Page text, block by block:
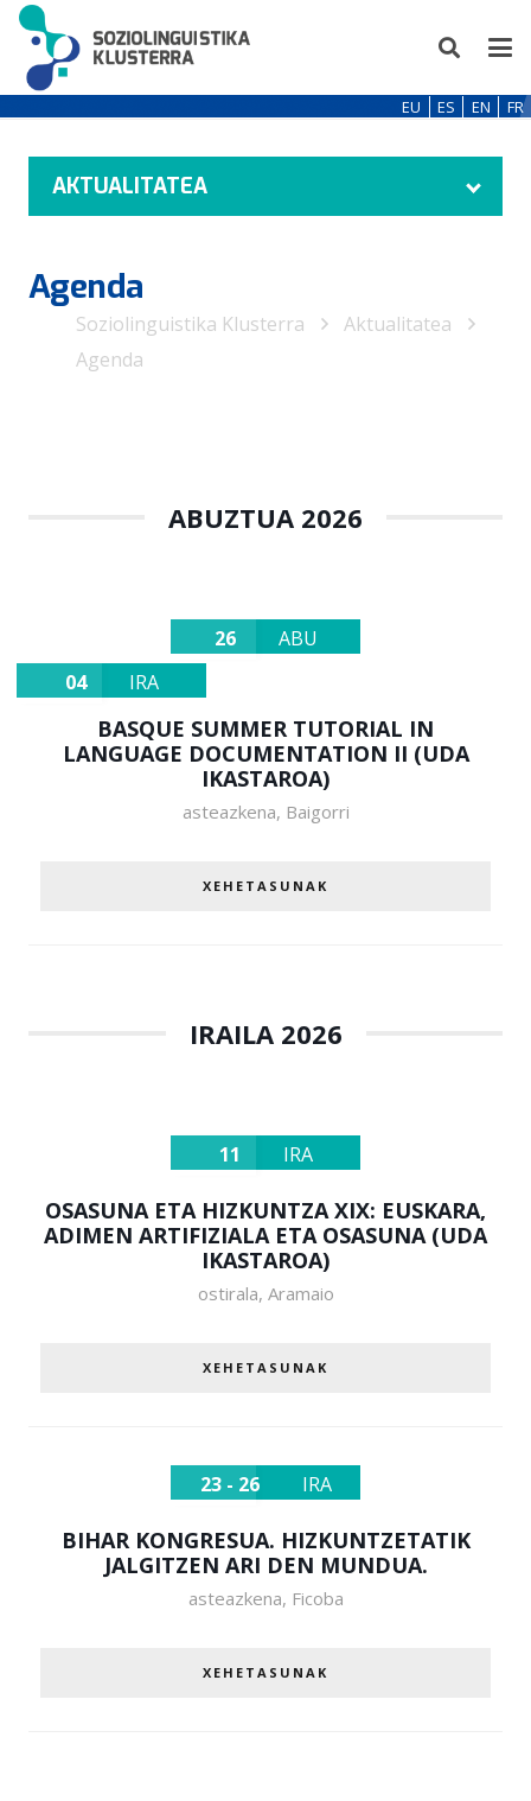
EU ES EN FR
AKTUALITATEA
Agenda
Soziolinguistika Klusterra
Aktualitatea
Agenda
ABUZTUA 2026
26
ABU
04
IRA
BASQUE SUMMER TUTORIAL IN
LANGUAGE DOCUMENTATION II (UDA
IKASTAROA)
asteazkena, Baigorri
XEHETASUNAK
IRAILA 2026
11 IRA
OSASUNA ETA HIZKUNTZA XIX: EUSKARA,
ADIMEN ARTIFIZIALA ETA OSASUNA (UDA
IKASTAROA)
ostirala, Aramaio
XEHETASUNAK
23 - 26 IRA
BIHAR KONGRESUA. HIZKUNTZETATIK
JALGITZEN ARI DEN MUNDUA.
asteazkena, Ficoba
XEHETASUNAK